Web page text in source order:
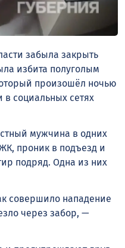
забыла закрыть
избита полуголым
произошёл ночью
в социальных сетях
мужчина в одних
проник в подъезд и
подряд. Одна из них
совершило нападение
через забор, —